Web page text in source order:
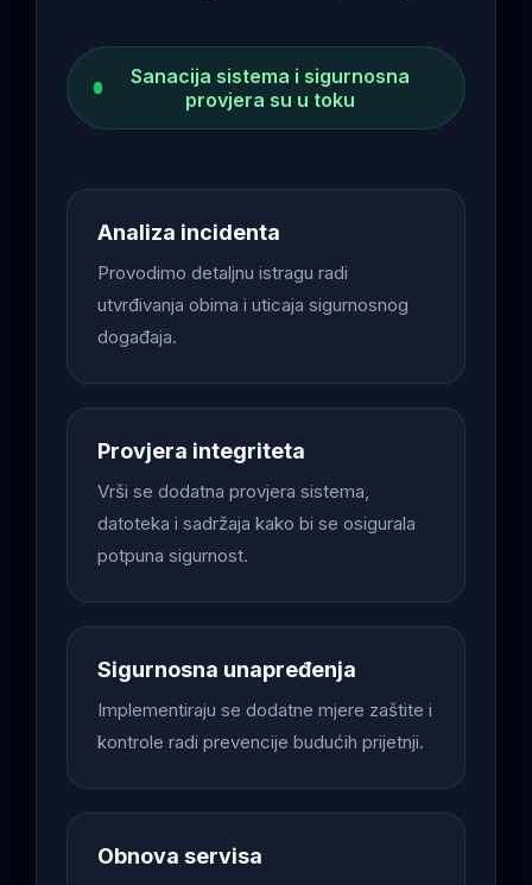
Sanacija sistema i sigurnosna
provjera su u toku
Analiza incidenta
Provodimo detaljnu istragu radi
utvrđivanja obima i uticaja sigurnosnog
događaja.
Provjera integriteta
Vrši se dodatna provjera sistema,
datoteka i sadržaja kako bi se osigurala
potpuna sigurnost.
Sigurnosna unapređenja
Implementiraju se dodatne mjere zaštite i
kontrole radi prevencije budućih prijetnji.
Obnova servisa